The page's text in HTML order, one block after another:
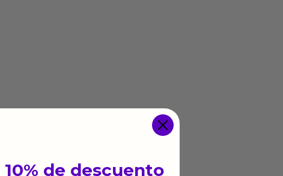
10% de descuento